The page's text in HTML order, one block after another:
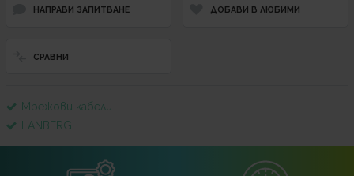
НАПРАВИ ЗАПИТВАНЕ ДОБАВИ В ЛЮБИМИ
СРАВНИ
Мрежови кабели
LANBERG